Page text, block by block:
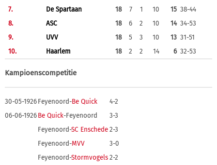
7.
De Spartaan 18 7 1 10 15 38-44
8.
ASC 18 6 2 10 14 34-53
9.
UVV 18 5 3 10 13 31-51
10.
Haarlem 18 2 2 14 6 32-53
Kampioenscompetitie
30-05-1926Feyenoord-Be Quick
4-2
06-06-1926Be Quick-Feyenoord
3-3
Feyenoord-SC Enschede2-3
Feyenoord-MVV
3-0
Feyenoord-Stormvogels2-2